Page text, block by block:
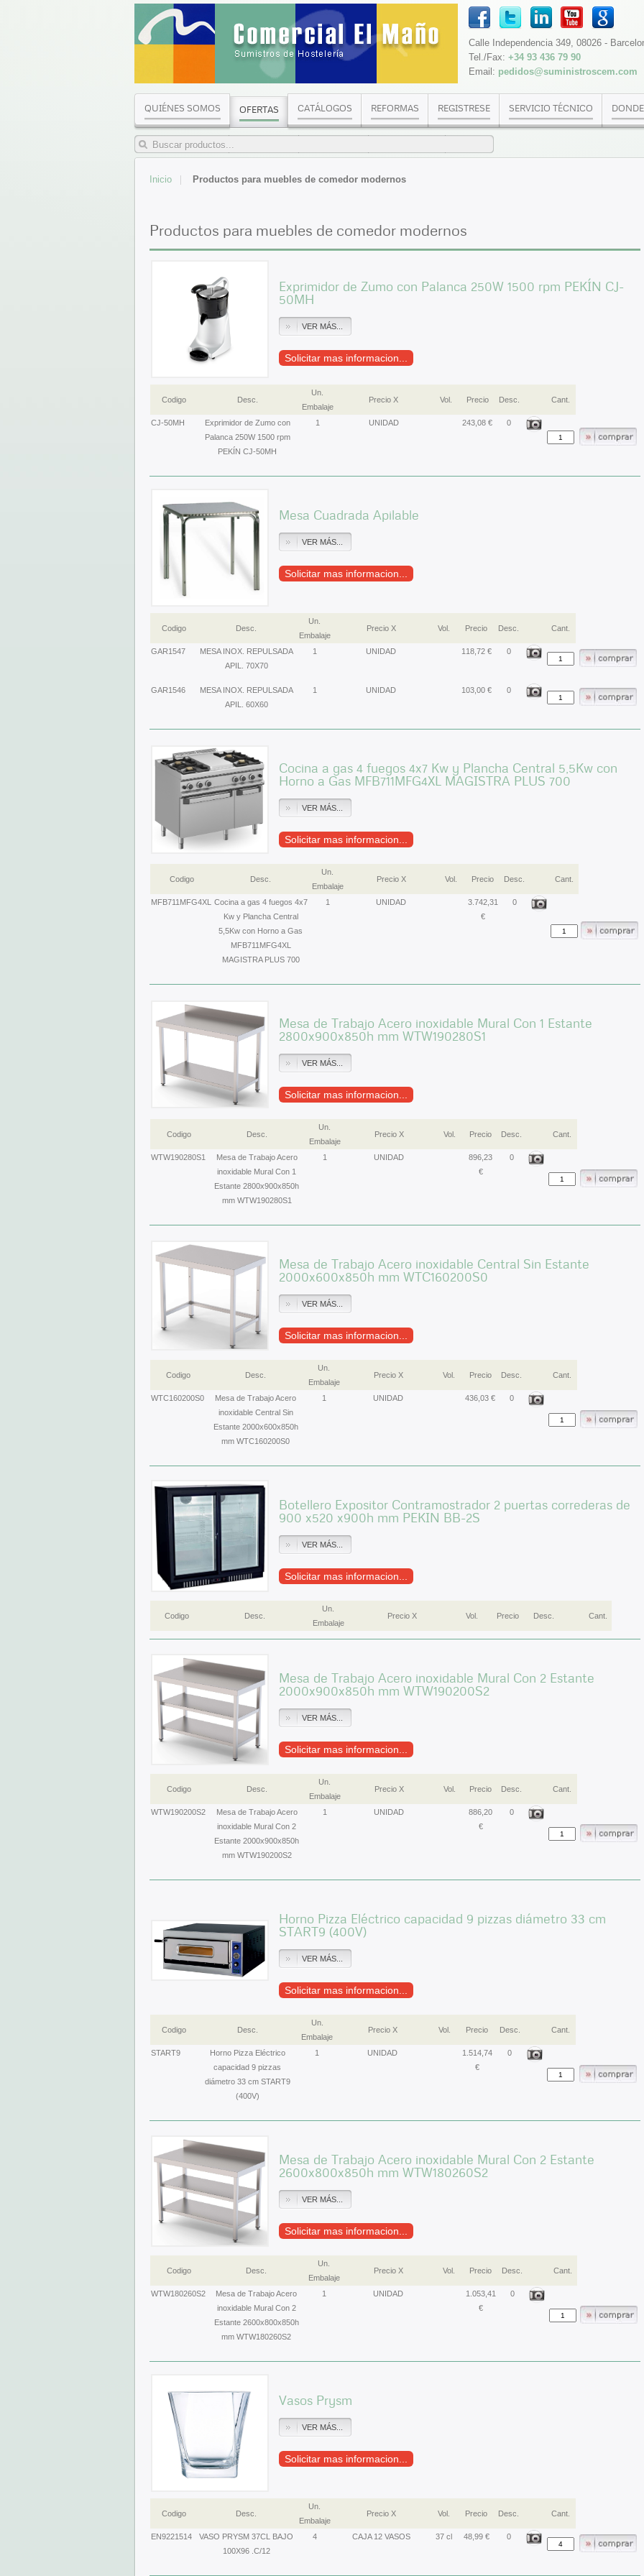
Calle Independencia 349, 08026 -
Tel./Fax: +34 93 436 79 90
Email: pedidos@suministroscem.com
QUIÉNES SOMOS OFERTAS CATÁLOGOS REFORMAS REGISTRESE SERVICIO TÉCNICO
Inicio Productos para muebles de comedor modernos
Productos para muebles de comedor modernos
Exprimidor de Zumo con Palanca 250W 1500 rpm PEKÍN CJ-
50MH
VER MÁS...
Solicitar mas informacion...
Codigo Desc.
Un.
Embalaje
Precio X Vol. Precio Desc. Cant.
CJ-50MH
Exprimidor de Zumo con
Palanca 250W 1500 rpm
PEKÍN CJ-50MH
1 UNIDAD 243,08 € 0
Mesa Cuadrada Apilable
VER MÁS...
Solicitar mas informacion...
Codigo Desc.
Un.
Embalaje
Precio X Vol. Precio Desc. Cant.
GAR1547
MESA INOX. REPULSADA
APIL. 70X70
1 UNIDAD 118,72 € 0
GAR1546
MESA INOX. REPULSADA
APIL. 60X60
1 UNIDAD 103,00 € 0
Cocina a gas 4 fuegos 4x7 Kw y Plancha Central 5,5Kw con
Horno a Gas MFB711MFG4XL MAGISTRA PLUS 700
VER MÁS...
Solicitar mas informacion...
Codigo Desc.
Un.
Embalaje
Precio X Vol. Precio Desc. Cant.
MFB711MFG4XL
Cocina a gas 4 fuegos 4x7
Kw y Plancha Central
5,5Kw con Horno a Gas
MFB711MFG4XL
MAGISTRA PLUS 700
1 UNIDAD
3.742,31
€
0
Mesa de Trabajo Acero inoxidable Mural Con 1 Estante
2800x900x850h mm WTW190280S1
VER MÁS...
Solicitar mas informacion...
Codigo Desc.
Un.
Embalaje
Precio X Vol. Precio Desc. Cant.
WTW190280S1
Mesa de Trabajo Acero
inoxidable Mural Con 1
Estante 2800x900x850h
mm WTW190280S1
1 UNIDAD
896,23
€
0
Mesa de Trabajo Acero inoxidable Central Sin Estante
2000x600x850h mm WTC160200S0
VER MÁS...
Solicitar mas informacion...
Codigo Desc.
Un.
Embalaje
Precio X Vol. Precio Desc. Cant.
WTC160200S0
Mesa de Trabajo Acero
inoxidable Central Sin
Estante 2000x600x850h
mm WTC160200S0
1 UNIDAD 436,03 € 0
Botellero Expositor Contramostrador 2 puertas correderas de
900 x520 x900h mm PEKIN BB-2S
VER MÁS...
Solicitar mas informacion...
Codigo Desc.
Un.
Embalaje
Precio X Vol. Precio Desc. Cant.
Mesa de Trabajo Acero inoxidable Mural Con 2 Estante
2000x900x850h mm WTW190200S2
VER MÁS...
Solicitar mas informacion...
Codigo Desc.
Un.
Embalaje
Precio X Vol. Precio Desc. Cant.
WTW190200S2
Mesa de Trabajo Acero
inoxidable Mural Con 2
Estante 2000x900x850h
mm WTW190200S2
1 UNIDAD
886,20
€
0
Horno Pizza Eléctrico capacidad 9 pizzas diámetro 33 cm
START9 (400V)
VER MÁS...
Solicitar mas informacion...
Codigo Desc.
Un.
Embalaje
Precio X Vol. Precio Desc. Cant.
START9
Horno Pizza Eléctrico
capacidad 9 pizzas
diámetro 33 cm START9
(400V)
1 UNIDAD
1.514,74
€
0
Mesa de Trabajo Acero inoxidable Mural Con 2 Estante
2600x800x850h mm WTW180260S2
VER MÁS...
Solicitar mas informacion...
Codigo Desc.
Un.
Embalaje
Precio X Vol. Precio Desc. Cant.
WTW180260S2
Mesa de Trabajo Acero
inoxidable Mural Con 2
Estante 2600x800x850h
mm WTW180260S2
1 UNIDAD
1.053,41
€
0
Vasos Prysm
VER MÁS...
Solicitar mas informacion...
Codigo Desc.
Un.
Embalaje
Precio X Vol. Precio Desc. Cant.
EN9221514
VASO PRYSM 37CL BAJO
100X96 .C/12
4 CAJA 12 VASOS 37 cl 48,99 € 0